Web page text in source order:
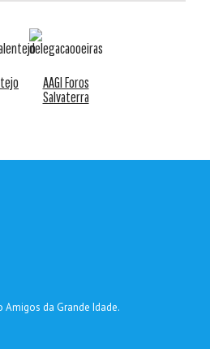
AAGI Foros
Salvaterra
Amigos da Grande Idade.